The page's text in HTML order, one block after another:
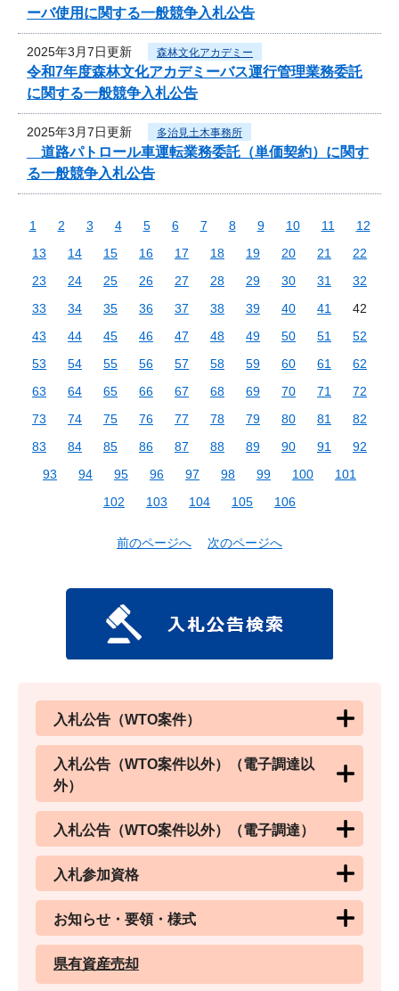
ーバ使用に関する一般競争入札公告
2025年3月7日更新 森林文化アカデミー
令和7年度森林文化アカデミーバス運行管理業務委託
に関する一般競争入札公告
2025年3月7日更新 多治見土木事務所
道路パトロール車運転業務委託（単価契約）に関す
る一般競争入札公告
1 2 3 4 5 6 7 8 9 10 11
12
13
14 15 16 17 18 19 20 21
22
23
24 25 26 27 28 29 30 31
32
33
34 35 36 37 38 39 40 41
42
43
44 45 46 47 48 49 50 51
52
53
54 55 56 57 58 59 60 61
62
63
64 65 66 67 68 69 70 71
72
73
74 75 76 77 78 79 80 81
82
83
84 85 86 87 88 89 90 91
92
93
94 95 96 97 98 99 100
101
102
103 104 105 106
前のページへ 次のページへ
入札公告（WTO案件）
入札公告（WTO案件以外）（電子調達以
外）
入札公告（WTO案件以外）（電子調達）
入札参加資格
お知らせ・要領・様式
県有資産売却